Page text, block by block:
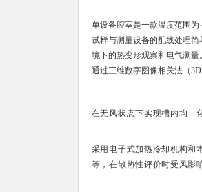
单设备腔室是一款温度范围
试样与测量设备的配线处理
境下的热变形观察和电气测量
通过三维数字图像相关法（
在无风状态下实现槽内均一
采用电子式加热冷却机构和
等，在散热性评价时受风影